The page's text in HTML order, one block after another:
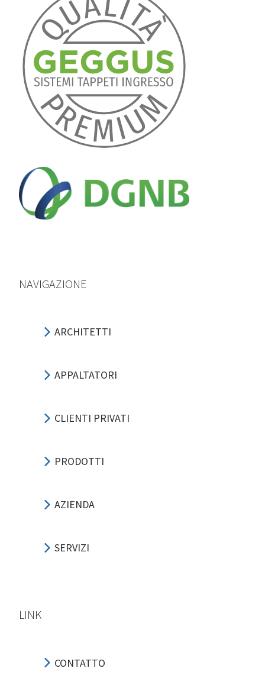
NAVIGAZIONE
ARCHITETTI
APPALTATORI
CLIENTI PRIVATI
PRODOTTI
AZIENDA
SERVIZI
LINK
CONTATTO